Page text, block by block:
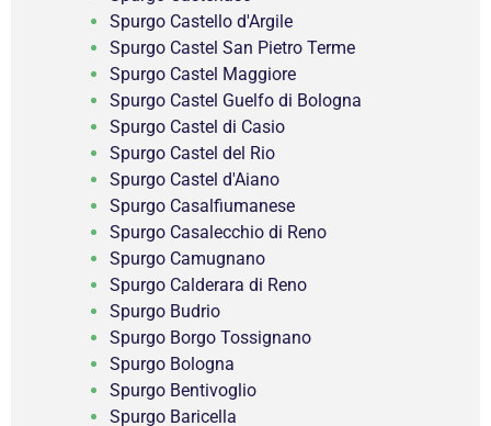
Spurgo Castello d'Argile
Spurgo Castel San Pietro Terme
Spurgo Castel Maggiore
Spurgo Castel Guelfo di Bologna
Spurgo Castel di Casio
Spurgo Castel del Rio
Spurgo Castel d'Aiano
Spurgo Casalfiumanese
Spurgo Casalecchio di Reno
Spurgo Camugnano
Spurgo Calderara di Reno
Spurgo Budrio
Spurgo Borgo Tossignano
Spurgo Bologna
Spurgo Bentivoglio
Spurgo Baricella